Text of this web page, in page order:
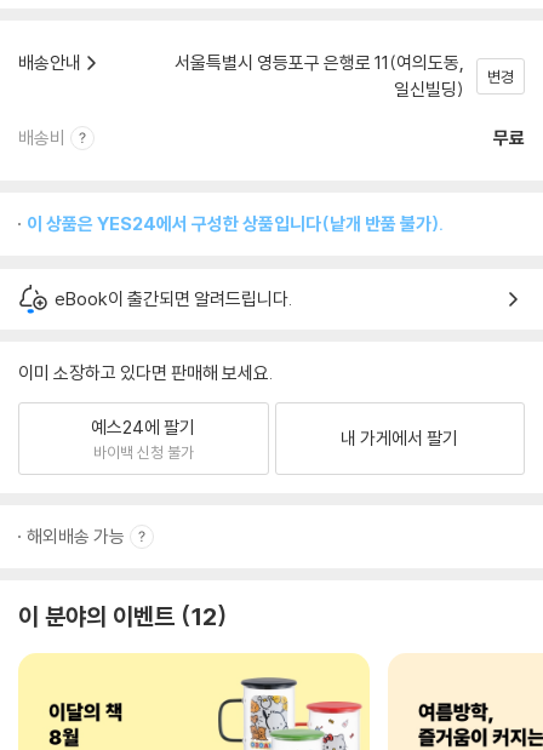
배송안내
서울특별시 영등포구 은행로 11(여의도동,
일신빌딩)
변경
배송비 무료
이 상품은 YES24에서 구성한 상품입니다(낱개 반품 불가).
eBook이 출간되면 알려드립니다.
이미 소장하고 있다면 판매해 보세요.
예스24에 팔기
바이백 신청 불가
내 가게에서 팔기
해외배송 가능
이 분야의 이벤트 12